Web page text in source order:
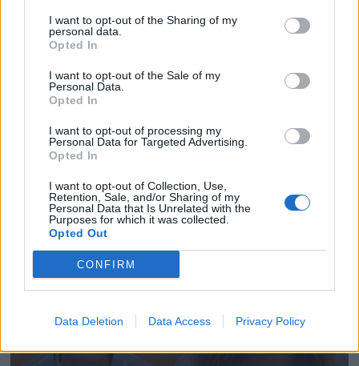
I want to opt-out of the Sharing of my
personal data.
Opted In
I want to opt-out of the Sale of my
Personal Data.
Opted In
I want to opt-out of processing my
Personal Data for Targeted Advertising.
Opted In
I want to opt-out of Collection, Use,
Retention, Sale, and/or Sharing of my
Personal Data that Is Unrelated with the
Purposes for which it was collected.
Opted Out
CONFIRM
Data Deletion Data Access Privacy Policy